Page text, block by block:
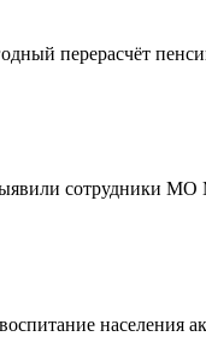
перерасчёт
сотрудники
населения